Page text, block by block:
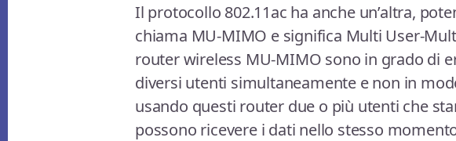
Il protocollo 802.11ac ha anche un’altra,
chiama MU-MIMO e significa Multi User-
router wireless MU-MIMO sono in grado di
diversi utenti simultaneamente e non in
usando questi router due o più utenti che
possono ricevere i dati nello stesso